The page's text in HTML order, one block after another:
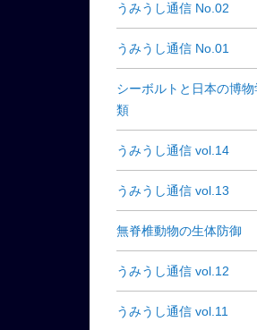
うみうし通信 No.02
うみうし通信 No.01
シーボルトと日本の博
類
うみうし通信 vol.14
うみうし通信 vol.13
無脊椎動物の生体防御
うみうし通信 vol.12
うみうし通信 vol.11